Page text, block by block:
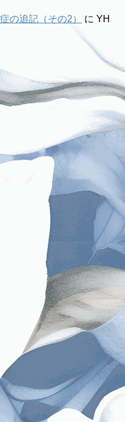
の追記（その2）
に YH